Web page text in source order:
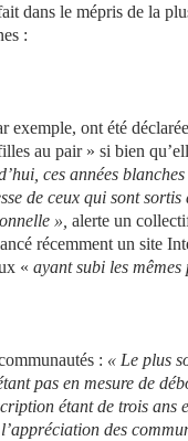
dans le mépris de la
:
exemple, ont été
au pair » si bien
ces années
de ceux qui sont
», alerte un
récemment un site
« ayant subi les
: « Le plus
pas en mesure de
étant de trois ans
des